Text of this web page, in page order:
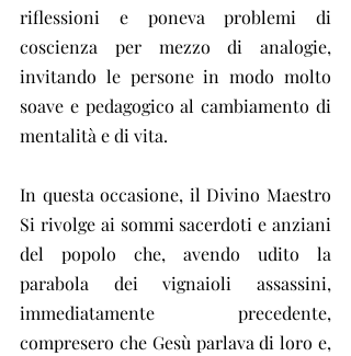
riflessioni e poneva problemi di
coscienza per mezzo di analogie,
invitando le persone in modo molto
soave e pedagogico al cambiamento di
mentalità e di vita.
In questa occasione, il Divino Maestro
Si rivolge ai sommi sacerdoti e anziani
del popolo che, avendo udito la
parabola dei vignaioli assassini,
immediatamente precedente,
compresero che Gesù parlava di loro e,